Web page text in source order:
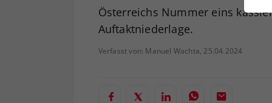
Österreichs Nummer eins
Auftaktniederlage.
Verfasst von: Manuel Wachta, 25.04.2024